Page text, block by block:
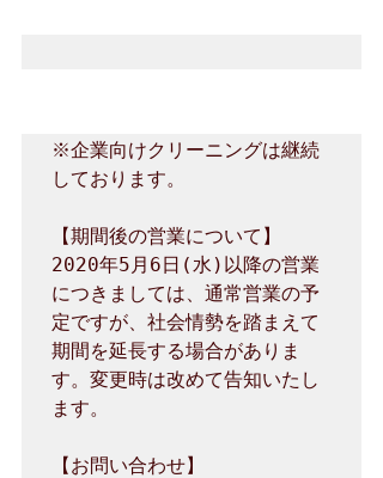
※企業向けクリーニングは継続
しております。
【期間後の営業について】
2020年5月6日(水)以降の営業
につきましては、通常営業の予
定ですが、社会情勢を踏まえて
期間を延長する場合がありま
す。変更時は改めて告知いたし
ます。
【お問い合わせ】